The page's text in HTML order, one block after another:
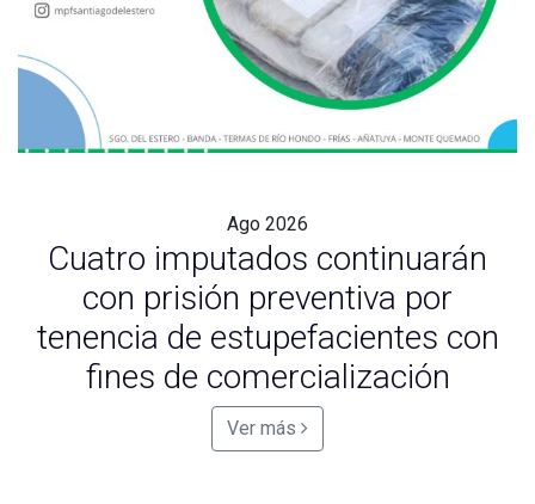
Ago 2026
Cuatro imputados continuarán
con prisión preventiva por
tenencia de estupefacientes con
fines de comercialización
Ver más